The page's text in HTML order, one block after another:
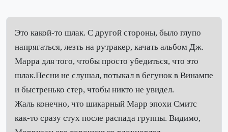
Это какой-то шлак. С другой стороны, было глупо
напрягаться, лезть на рутракер, качать альбом Дж.
Марра для того, чтобы просто убедиться, что это
шлак.Песни не слушал, потыкал в бегунок в Винампе
и быстренько стер, чтобы никто не увидел.
Жаль конечно, что шикарный Марр эпохи Смитс
как-то сразу стух после распада группы. Видимо,